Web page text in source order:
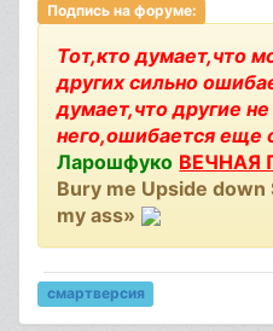
Подпись на форуме:
Тот,кто думает,что
других сильно
думает,что другие
него,ошибается еще
Ларошфуко ВЕЧНАЯ
Bury me Upside
my ass»
смартверсия